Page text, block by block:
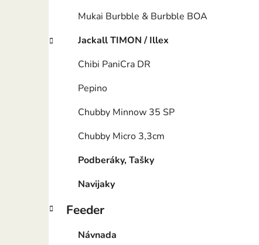
Mukai Burbble & Burbble BOA
Jackall TIMON / Illex
Chibi PaniCra DR
Pepino
Chubby Minnow 35 SP
Chubby Micro 3,3cm
Podberáky, Tašky
Navijaky
Feeder
Návnada